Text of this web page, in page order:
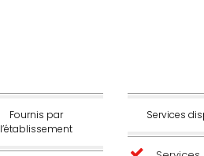
Fournis par
l’établissement
Services